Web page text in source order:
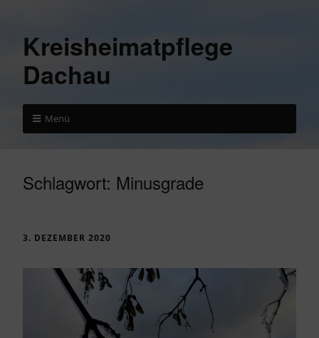
Kreisheimatpflege
Dachau
Menü
Schlagwort: Minusgrade
3. DEZEMBER 2020